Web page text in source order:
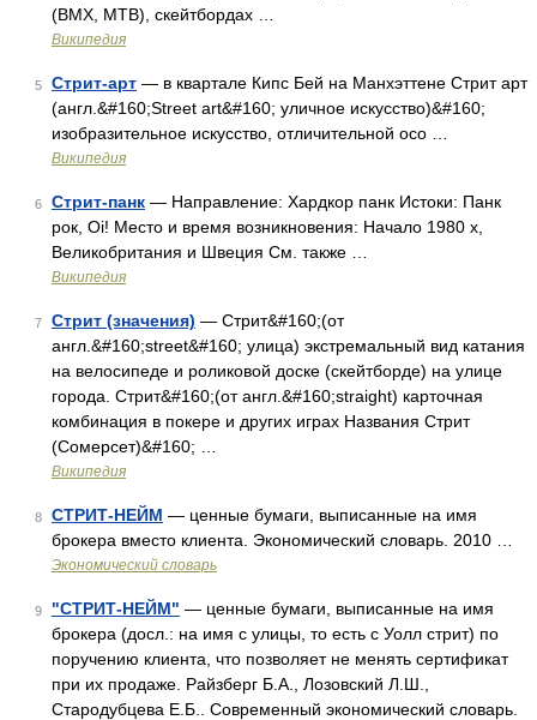
(BMX, MTB), скейтбордах …
Википедия
5 Стрит-арт — в квартале Кипс Бей на Манхэттене Стрит арт
(англ.&#160;Street art&#160; уличное искусство)&#160;
изобразительное искусство, отличительной осо …
Википедия
6 Стрит-панк — Направление: Хардкор панк Истоки: Панк
рок, Oi! Место и время возникновения: Начало 1980 х,
Великобритания и Швеция См. также …
Википедия
7 Стрит (значения) — Стрит&#160;(от
англ.&#160;street&#160; улица) экстремальный вид катания
на велосипеде и роликовой доске (скейтборде) на улице
города. Стрит&#160;(от англ.&#160;straight) карточная
комбинация в покере и других играх Названия Стрит
(Сомерсет)&#160; …
Википедия
8 СТРИТ-НЕЙМ — ценные бумаги, выписанные на имя
брокера вместо клиента. Экономический словарь. 2010 …
Экономический словарь
9 "СТРИТ-НЕЙМ" — ценные бумаги, выписанные на имя
брокера (досл.: на имя с улицы, то есть с Уолл стрит) по
поручению клиента, что позволяет не менять сертификат
при их продаже. Райзберг Б.А., Лозовский Л.Ш.,
Стародубцева Е.Б.. Современный экономический словарь.